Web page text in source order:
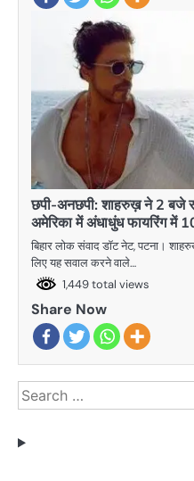
छपी-अनछपी: शाहरुख़ ने 2 बजे
अमेरिका में अंधाधुंध फायरिंग में
बिहार लोक संवाद डॉट नेट, पटना।
लिए यह सवाल करने वाले…
1,449 total views
Share Now
Search
for: